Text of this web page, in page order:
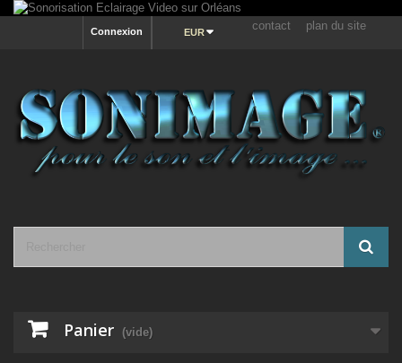
contact plan du site
EUR
Connexion
Panier (vide)